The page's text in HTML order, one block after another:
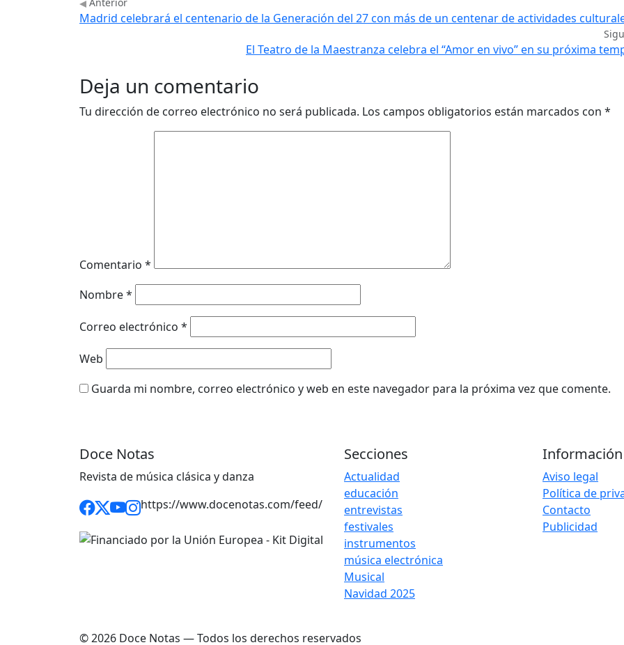
Anterior
Madrid celebrará el centenario de la Generación del 27 con más de un centenar de actividades
El Teatro de la Maestranza celebra el “Amor en vivo” en su próxima
Deja un comentario
Tu dirección de correo electrónico no será publicada. Los campos obligatorios están marcados con *
Comentario *
Nombre*
Correo electrónico *
Web
Guarda mi nombre, correo electrónico y web en este navegador para la próxima vez que comente.
Doce Notas
Revista de música clásica y danza
https://www.docenotas.com/feed/
Secciones
Actualidad
educación
entrevistas
festivales
instrumentos
música electrónica
Musical
Navidad 2025
Información
Aviso legal
Política de
Contacto
Publicidad
© 2026 Doce Notas — Todos los derechos reservados